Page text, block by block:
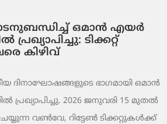
ഒമാൻ എയർ
ടിക്കറ്റ്
കിഴിവ്
ദിനാഘോഷങ്ങളുടെ ഭാഗമായി ഒമാൻ
2026 ജനുവരി 15 മുതൽ
വൺവേ, റിട്ടേൺ ടിക്കറ്റുകൾക്ക്